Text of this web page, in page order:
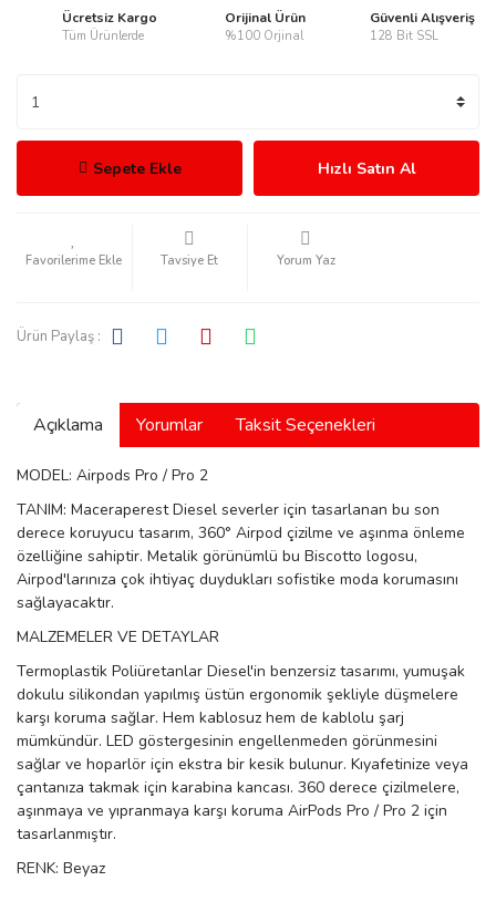
Manoir
Ücretsiz Kargo
Tüm Ürünlerde
Orijinal Ürün
%100 Orjinal
Güvenli Alışveriş
128 Bit SSL
Sepete Ekle Hızlı Satın Al
Tavsiye Et Yorum Yaz
Ürün Paylaş :
Açıklama Yorumlar Taksit Seçenekleri
MODEL: Airpods Pro / Pro 2
TANIM: Maceraperest Diesel severler için tasarlanan bu son
derece koruyucu tasarım, 360° Airpod çizilme ve aşınma önleme
özelliğine sahiptir. Metalik görünümlü bu Biscotto logosu,
Airpod'larınıza çok ihtiyaç duydukları sofistike moda korumasını
sağlayacaktır.
MALZEMELER VE DETAYLAR
Termoplastik Poliüretanlar Diesel'in benzersiz tasarımı, yumuşak
dokulu silikondan yapılmış üstün ergonomik şekliyle düşmelere
karşı koruma sağlar. Hem kablosuz hem de kablolu şarj
mümkündür. LED göstergesinin engellenmeden görünmesini
sağlar ve hoparlör için ekstra bir kesik bulunur. Kıyafetinize veya
çantanıza takmak için karabina kancası. 360 derece çizilmelere,
aşınmaya ve yıpranmaya karşı koruma AirPods Pro / Pro 2 için
tasarlanmıştır.
RENK: Beyaz